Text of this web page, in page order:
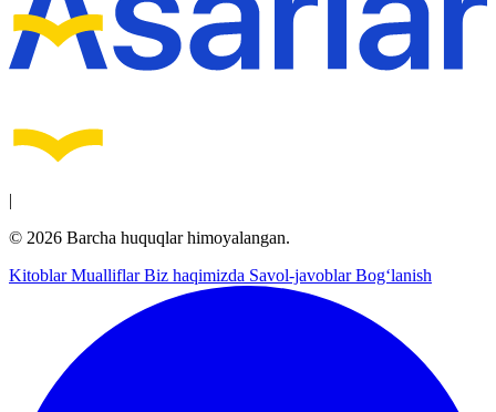
|
© 2026 Barcha huquqlar himoyalangan.
KitoblarMualliflarBiz haqimizda Savol-javoblarBog‘lanish